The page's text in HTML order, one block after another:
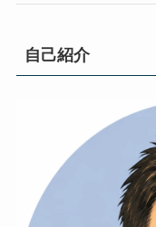
自己紹介